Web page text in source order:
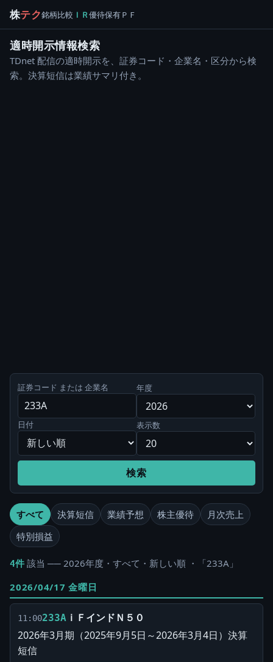
株テク銘柄比較 ＩＲ優待保有ＰＦ
適時開示情報検索
TDnet 配信の適時開示を、証券コード・企業名・区分から検
索。決算短信は業績サマリ付き。
証券コード または 企業名 年度
日付 表示数
検索
すべて 決算短信 業績予想 株主優待
月次売上
特別損益
4件 該当 ── 2026年度・すべて・新しい順 ・「233A」
2026/04/17 金曜日
11:00233A ｉＦインドＮ５０
2026年3月期（2025年9月5日～2026年3月4日）決算
短信